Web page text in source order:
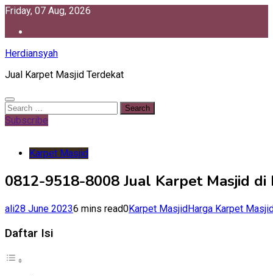
Skip
content
Friday, 07 Aug, 2026
Herdiansyah
Jual Karpet Masjid Terdekat
Search
for:
Subscribe
Karpet Masjid
0812-9518-8008 Jual Karpet Masjid di
ali28 June 20236 mins read0Karpet MasjidHarga Karpet
Daftar Isi